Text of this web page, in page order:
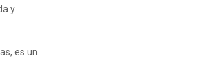
y
es un